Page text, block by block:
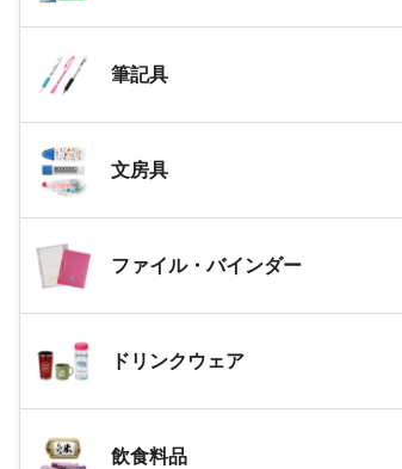
筆記具
文房具
ファイル・バインダー
ドリンクウェア
飲食料品